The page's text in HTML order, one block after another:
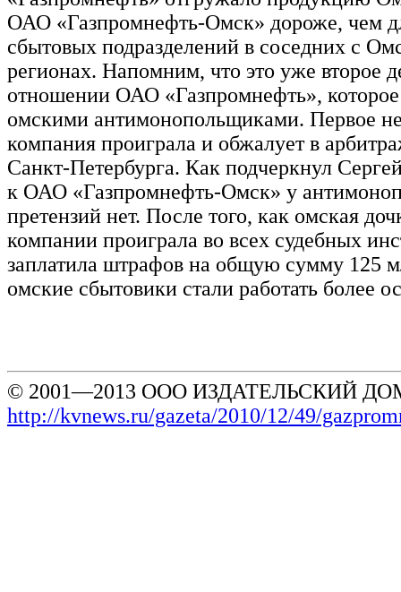
ОАО «Газпромнефть-Омск» дороже, чем
сбытовых подразделений в соседних с
регионах. Напомним, что это уже второе
отношении ОАО «Газпромнефть», которое
омскими антимонопольщиками. Первое
компания проиграла и обжалует в
Санкт-Петербурга. Как подчеркнул
к ОАО «Газпромнефть-Омск» у
претензий нет. После того, как омская
компании проиграла во всех судебных
заплатила штрафов на общую сумму 125
омские сбытовики стали работать более
© 2001—2013 ООО ИЗДАТЕЛЬСКИЙ
http://kvnews.ru/gazeta/2010/12/49/